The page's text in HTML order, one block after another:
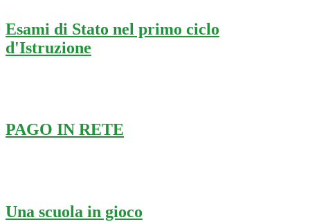
Esami di Stato nel primo ciclo
d'Istruzione
PAGO IN RETE
Una scuola in gioco